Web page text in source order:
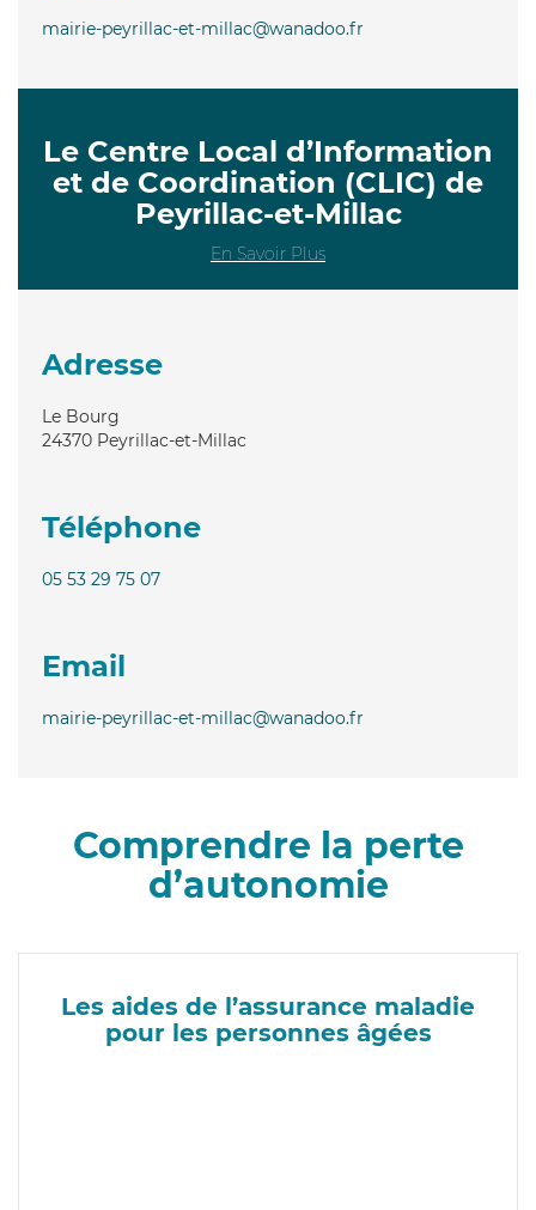
mairie-peyrillac-et-millac@wanadoo.fr
Le Centre Local d’Information
et de Coordination (CLIC) de
Peyrillac-et-Millac
En Savoir Plus
Adresse
Le Bourg
24370 Peyrillac-et-Millac
Téléphone
05 53 29 75 07
Email
mairie-peyrillac-et-millac@wanadoo.fr
Comprendre la perte
d’autonomie
Les aides de l’assurance maladie
pour les personnes âgées